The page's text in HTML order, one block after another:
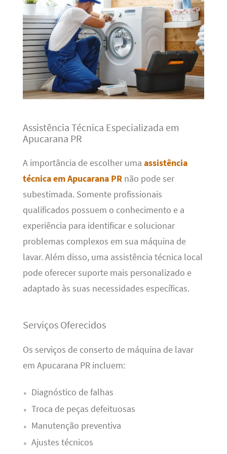
Assistência Técnica Especializada em
Apucarana PR
A importância de escolher uma assistência
técnica em Apucarana PRnão pode ser
subestimada. Somente profissionais
qualificados possuem o conhecimento e a
experiência para identificar e solucionar
problemas complexos em sua máquina de
lavar. Além disso, uma assistência técnica local
pode oferecer suporte mais personalizado e
adaptado às suas necessidades específicas.
Serviços Oferecidos
Os serviços de conserto de máquina de lavar
em Apucarana PR incluem:
Diagnóstico de falhas
Troca de peças defeituosas
Manutenção preventiva
Ajustes técnicos